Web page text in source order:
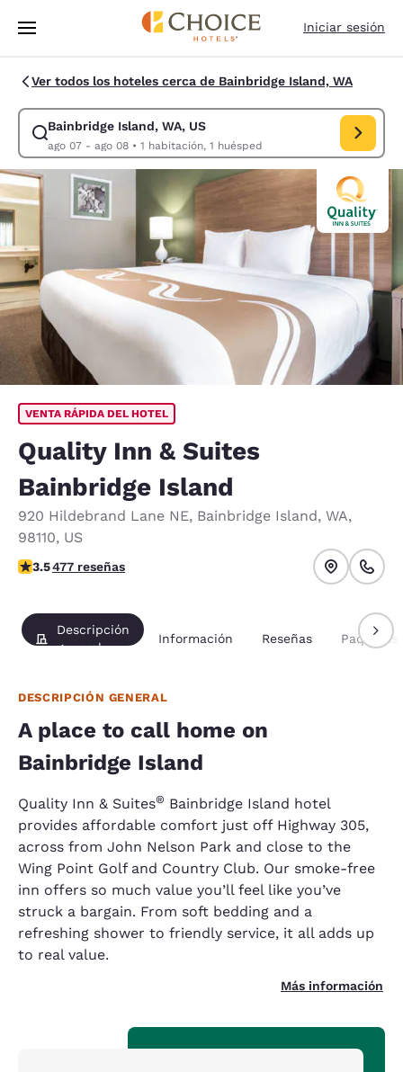
Pasar A Contenido Principal
Iniciar sesión
Ver todos los hoteles cerca de Bainbridge Island, WA
Bainbridge Island, WA, US
ago 07 - ago 08• 1 habitación, 1 huésped
Modificar la búsqueda de Bainbridge Island, WA, US. Fecha de check-
VENTA RÁPIDA DEL HOTEL
Quality Inn & Suites
Bainbridge Island
920 Hildebrand Lane NE, Bainbridge Island, WA,
98110, US
calificación de 3.54 estrellas. Bueno.
3.5477 reseñas
Descripción
general
Información Reseñas Paquetes
DESCRIPCIÓN GENERAL
A place to call home on
Bainbridge Island
Quality Inn & Suites® Bainbridge Island hotel
provides affordable comfort just off Highway 305,
across from John Nelson Park and close to the
Wing Point Golf and Country Club. Our smoke-free
inn offers so much value you’ll feel like you’ve
struck a bargain. From soft bedding and a
refreshing shower to friendly service, it all adds up
to real value.
Más información